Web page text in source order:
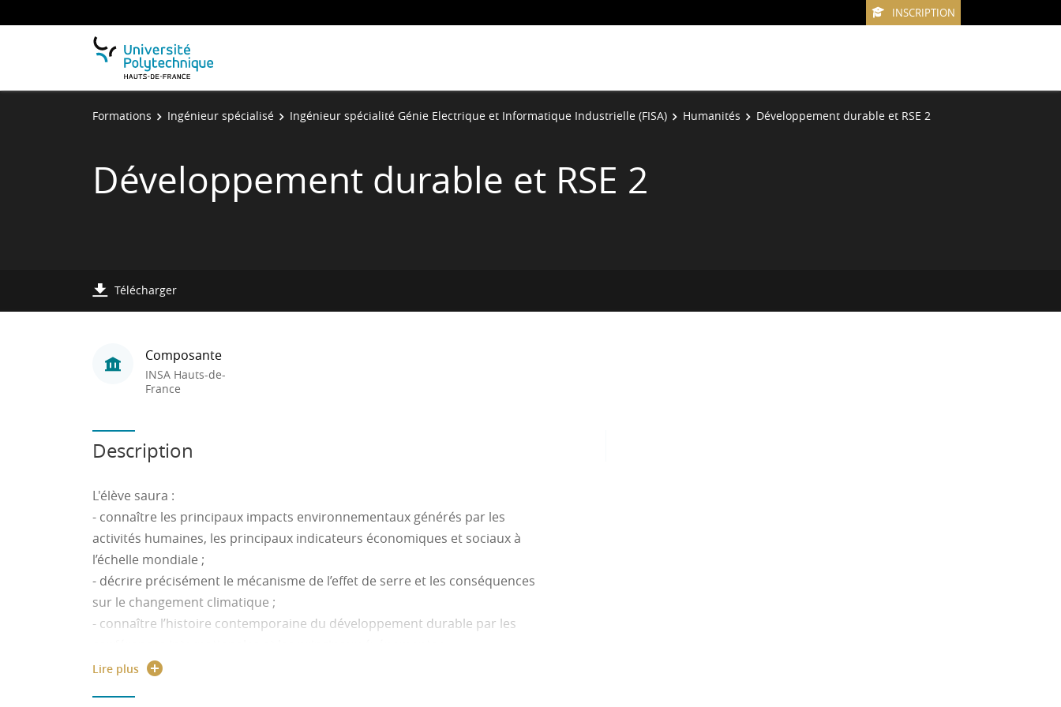
INSCRIPTION
Formations Ingénieur spécialisé Ingénieur spécialité Génie Electrique et Informatique Industrielle (FISA) Humanités Développement durable et RSE 2
Développement durable et RSE 2
Télécharger
Composante
INSA Hauts-de-
France
Description
L'élève saura :
- connaître les principaux impacts environnementaux générés par les
activités humaines, les principaux indicateurs économiques et sociaux à
l’échelle mondiale ;
- décrire précisément le mécanisme de l’effet de serre et les conséquences
sur le changement climatique ;
- connaître l’histoire contemporaine du développement durable par les
- connaître les principales définitions du développement durable, les
Lire plus